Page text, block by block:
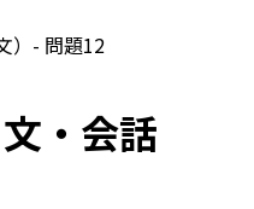
）- 問題12
・会話